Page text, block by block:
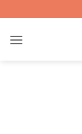
au
contenu